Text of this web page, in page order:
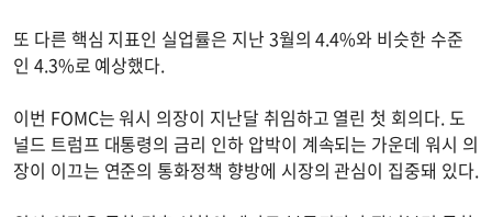
또 다른 핵심 지표인 실업률은 지난 3월의 4.4%와 비슷한 수준
인 4.3%로 예상했다.
이번 FOMC는 워시 의장이 지난달 취임하고 열린 첫 회의다. 도
널드 트럼프 대통령의 금리 인하 압박이 계속되는 가운데 워시 의
장이 이끄는 연준의 통화정책 향방에 시장의 관심이 집중돼 있다.